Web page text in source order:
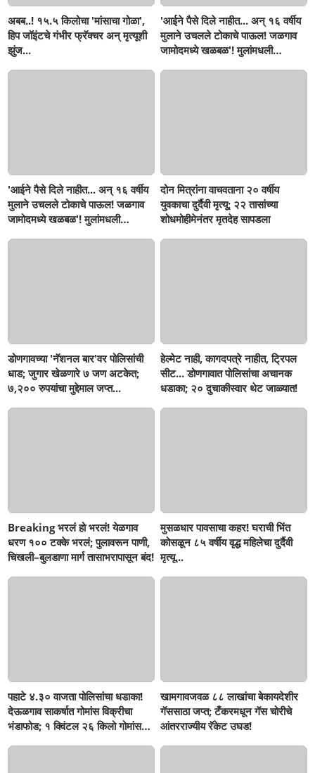
अबब..! १५.५ किलोचा 'मांसाचा गोळा',
हिप जॉइंटचे गंभीर फ्रॅक्चर अन् मृत्यूशी
झुंज...
'आईने पैसे दिले नाहीत... अन् १६ वर्षीय
मुलाने उचलले टोकाचे पाऊल! जळगाव
जामोदमध्ये खळबळ'! मुलांमधली
'आईने पैसे दिले नाहीत... अन् १६ वर्षीय
मुलाने उचलले टोकाचे पाऊल! जळगाव
जामोदमध्ये खळबळ'! मुलांमधली
दोन मित्रांना वाचवताना २० वर्षीय
युवकाचा दुर्दैवी मृत्यू; २२ तासांच्या
शोधमोहीमेनंतर मृतदेह सापडला
डोणगावच्या 'नॅशनल बार'वर पोलिसांची
धाड; जुगार खेळणारे ७ जण अटकेत;
७,२०० रुपयांचा मुद्देमाल जप्त...
हेल्मेट नाही, कागदपत्रे नाहीत, ट्रिपल
सीट... डोणगावात पोलिसांचा अचानक
धडाका; २० दुचाकीस्वार थेट जाळ्यात!
Breaking भरलं हो भरलं! येळगाव
धरण १०० टक्के भरलं; पुलावरून पाणी,
चिखली–बुलडाणा मार्ग तासाभरापासून बंद!
मुसळधार पावसाचा कहर! घराची भिंत
कोसळून ८५ वर्षीय वृद्ध महिलेचा दुर्दैवी
मृत्यू...
पहाटे ४.३० वाजता पोलिसांचा धडाका!
देऊळगाव साकर्षात गोमांस विक्रीचा
भंडाफोड; १ क्विंटल २६ किलो गोमांस
खामगावजवळ ८८ लाखांचा बेकायदेशीर
गॅससाठा जप्त; टँकरमधून गॅस चोरीचे
आंतरराज्यीय रॅकेट उघड!